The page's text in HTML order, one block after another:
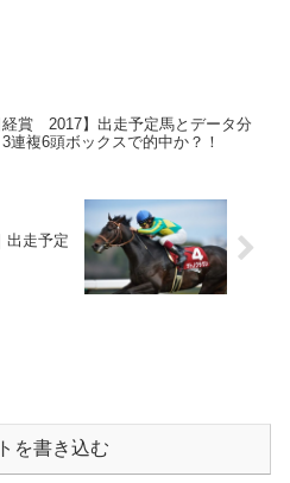
経賞 2017】出走予定馬とデータ分
連複6頭ボックスで的中か？！
出走予定
を書き込む